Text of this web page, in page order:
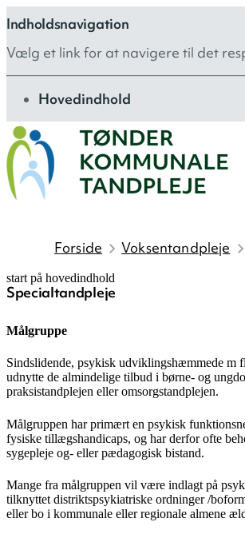
Indholdsnavigation
Vælg et link for at navigere til det
gå til
Hovedindhold
Forside Voksentandpleje
start på hovedindhold
Specialtandpleje
senest opdateret 18. februar 2026
Målgruppe
Sindslidende, psykisk udviklingshæmmede m
udnytte de almindelige tilbud i børne- og
praksistandplejen eller omsorgstandplejen.
Målgruppen har primært en psykisk
fysiske tillægshandicaps, og har derfor ofte
sygepleje og- eller pædagogisk bistand.
Mange fra målgruppen vil være indlagt på
tilknyttet distriktspsykiatriske ordninger /
eller bo i kommunale eller regionale almene